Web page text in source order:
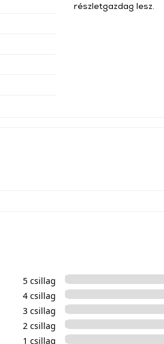
részletgazdag lesz.
5 csillag
4 csillag
3 csillag
2 csillag
1 csillag